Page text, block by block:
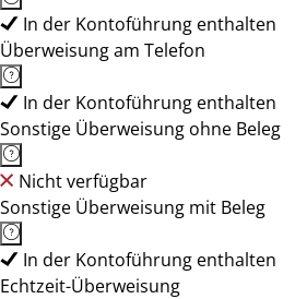
In der Kontoführung enthalten
Überweisung am Telefon
In der Kontoführung enthalten
Sonstige Überweisung ohne Beleg
Nicht verfügbar
Sonstige Überweisung mit Beleg
In der Kontoführung enthalten
Echtzeit-Überweisung